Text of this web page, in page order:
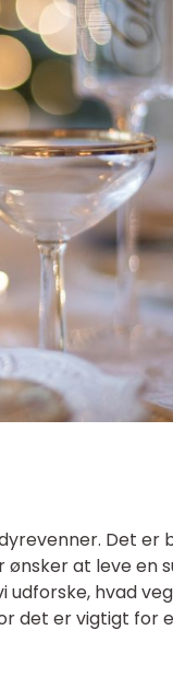
Det er
at leve en
udforske, hvad
det er vigtigt for